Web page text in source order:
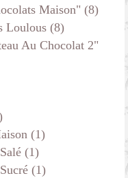
Maison" (8)
Loulous (8)
Au Chocolat 2"
(1)
(1)
(1)